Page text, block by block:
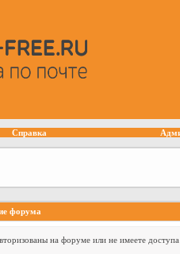
Справка
форума
на форуме или не имеете